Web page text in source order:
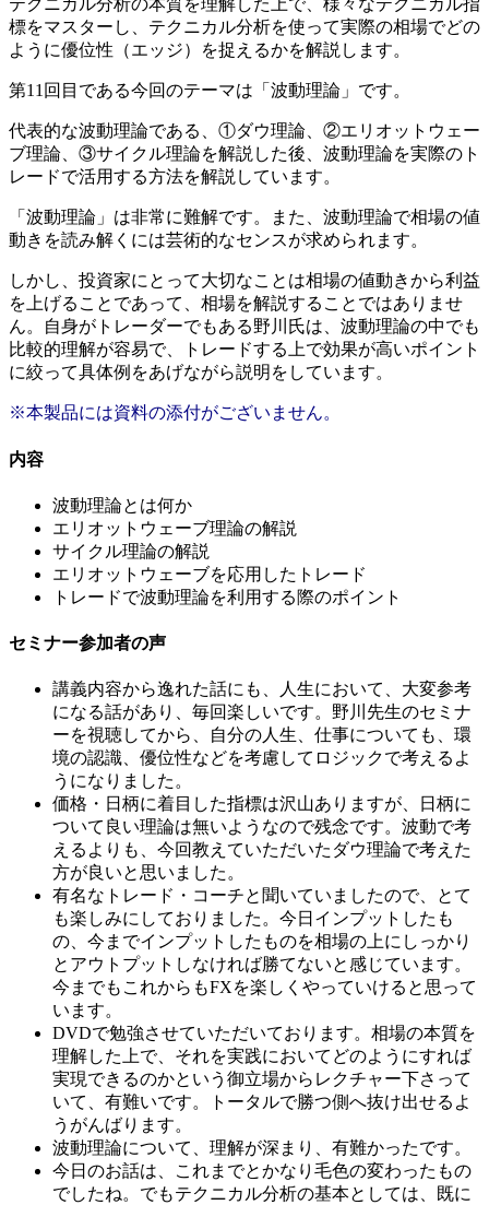
テクニカル分析の本質を理解した上で、様々なテクニカル指
標をマスターし、テクニカル分析を使って実際の相場でどの
ように優位性（エッジ）を捉えるかを解説します。
第11回目である今回のテーマは「波動理論」です。
代表的な波動理論である、①ダウ理論、②エリオットウェー
ブ理論、③サイクル理論を解説した後、波動理論を実際のト
レードで活用する方法を解説しています。
「波動理論」は非常に難解です。また、波動理論で相場の値
動きを読み解くには芸術的なセンスが求められます。
しかし、投資家にとって大切なことは相場の値動きから利益
を上げることであって、相場を解説することではありませ
ん。自身がトレーダーでもある野川氏は、波動理論の中でも
比較的理解が容易で、トレードする上で効果が高いポイント
に絞って具体例をあげながら説明をしています。
※本製品には資料の添付がございません。
内容
波動理論とは何か
エリオットウェーブ理論の解説
サイクル理論の解説
エリオットウェーブを応用したトレード
トレードで波動理論を利用する際のポイント
セミナー参加者の声
講義内容から逸れた話にも、人生において、大変参考
になる話があり、毎回楽しいです。野川先生のセミナ
ーを視聴してから、自分の人生、仕事についても、環
境の認識、優位性などを考慮してロジックで考えるよ
うになりました。
価格・日柄に着目した指標は沢山ありますが、日柄に
ついて良い理論は無いようなので残念です。波動で考
えるよりも、今回教えていただいたダウ理論で考えた
方が良いと思いました。
有名なトレード・コーチと聞いていましたので、とて
も楽しみにしておりました。今日インプットしたも
の、今までインプットしたものを相場の上にしっかり
とアウトプットしなければ勝てないと感じています。
今までもこれからもFXを楽しくやっていけると思って
います。
DVDで勉強させていただいております。相場の本質を
理解した上で、それを実践においてどのようにすれば
実現できるのかという御立場からレクチャー下さって
いて、有難いです。トータルで勝つ側へ抜け出せるよ
うがんばります。
波動理論について、理解が深まり、有難かったです。
今日のお話は、これまでとかなり毛色の変わったもの
でしたね。でもテクニカル分析の基本としては、既に